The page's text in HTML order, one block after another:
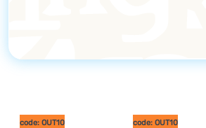
code: OUT10
code: OUT10